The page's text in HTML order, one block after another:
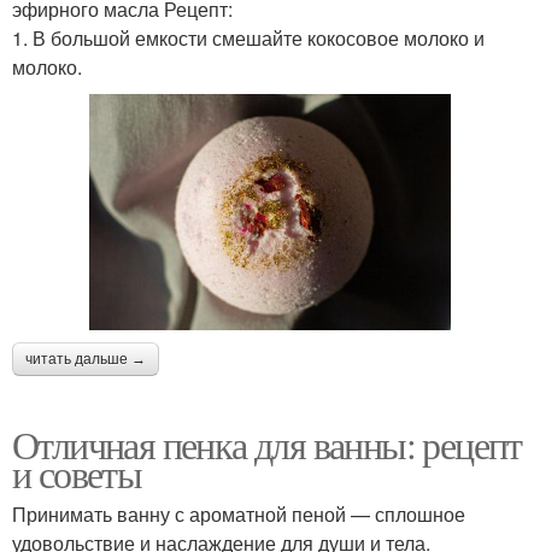
эфирного масла Рецепт:
1. В большой емкости смешайте кокосовое молоко и
молоко.
читать дальше →
Отличная пенка для ванны: рецепт
и советы
Принимать ванну с ароматной пеной — сплошное
удовольствие и наслаждение для души и тела.